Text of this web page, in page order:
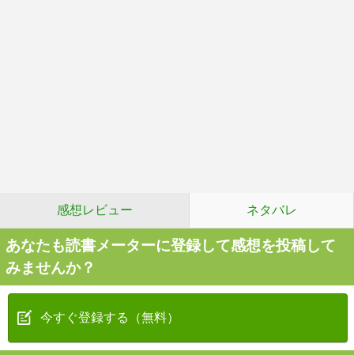
感想レビュー ネタバレ
あなたも読書メーターに登録して感想を投稿して
みませんか？
今すぐ登録する（無料）